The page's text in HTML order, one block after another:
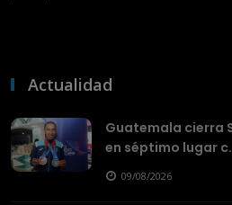
Actualidad
Guatemala cierra
en séptimo lugar
09/08/2026